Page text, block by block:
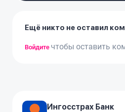
Ещё никто не оставил
Войдите чтобы оставить
Ингосстрах Банк